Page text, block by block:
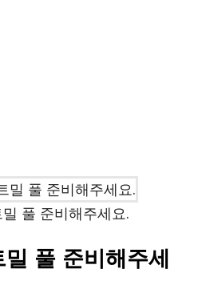
풀 준비해주세요.
풀 준비해주세